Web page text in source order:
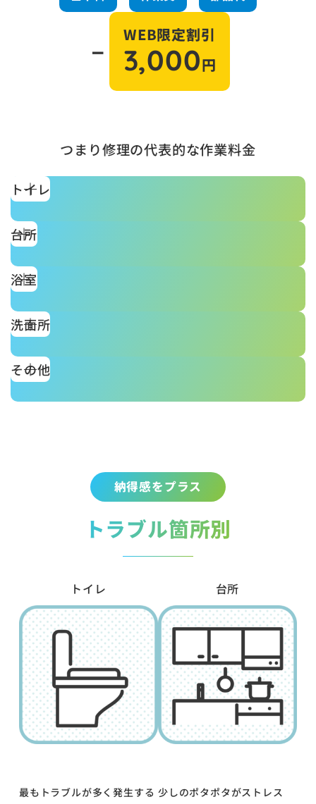
－
WEB限定割引
3,000円
つまり修理の代表的な作業料金
トイレ
台所
浴室
洗面所
その他
納得感をプラス
トラブル箇所別
トイレ
最もトラブルが多く発生する
台所
少しのポタポタがストレス